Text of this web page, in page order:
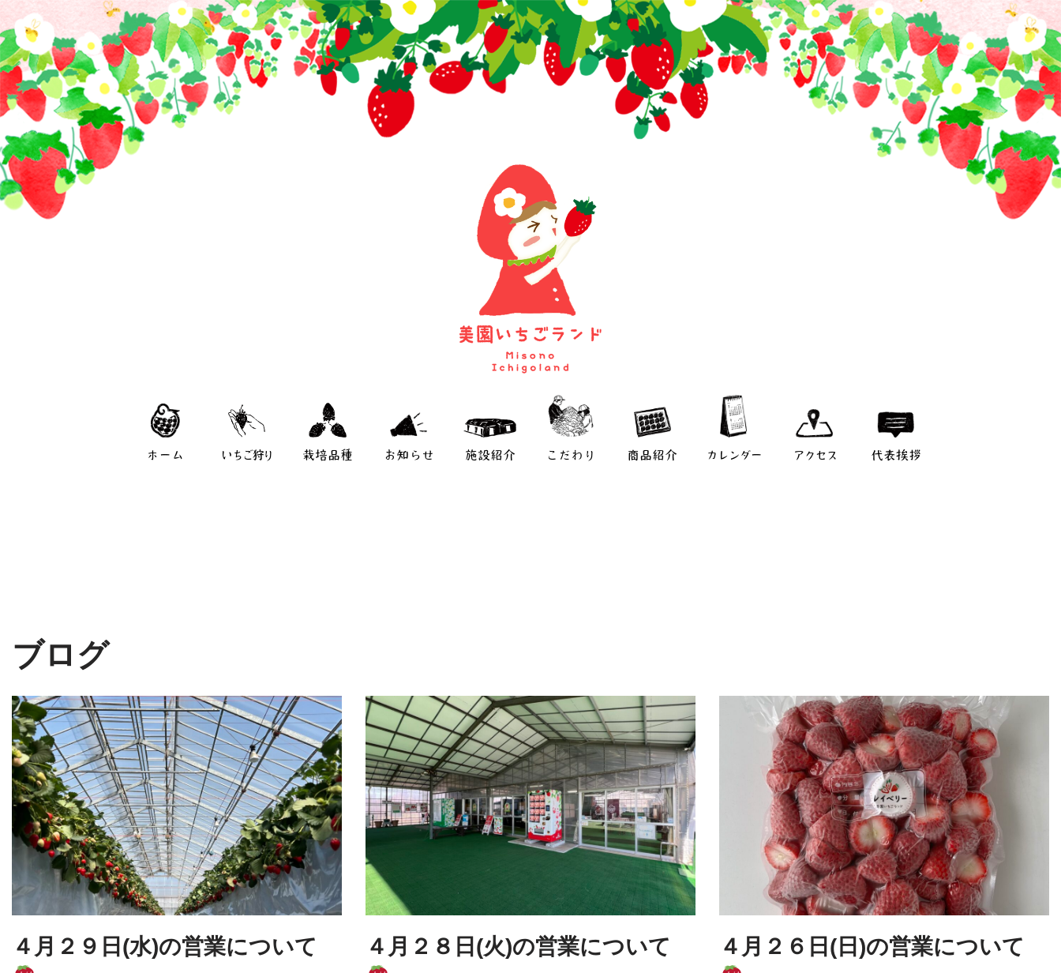
コ
ン
テ
ン
へ
ス
キ
ッ
ホーム いちご狩り 栽培品種 お知らせ 施設紹介 こだわり 商品紹介 カレンダー アクセス 代表挨拶
ブログ
４月２９日(水)の営業について ４月２８日(火)の営業について ４月２６日(日)の営業について